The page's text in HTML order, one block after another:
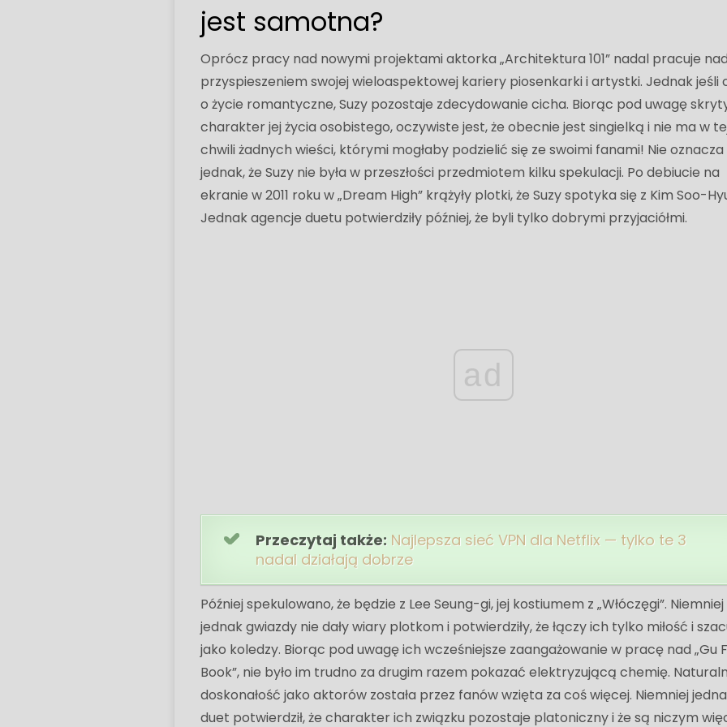
jest samotna?
Oprócz pracy nad nowymi projektami aktorka „Architektura 101” nadal pracuje nad
przyspieszeniem swojej wieloaspektowej kariery piosenkarki i artystki. Jednak jeśli
o życie romantyczne, Suzy pozostaje zdecydowanie cicha. Biorąc pod uwagę
charakter jej życia osobistego, oczywiste jest, że obecnie jest singielką i nie ma w
chwili żadnych wieści, którymi mogłaby podzielić się ze swoimi fanami! Nie
jednak, że Suzy nie była w przeszłości przedmiotem kilku spekulacji. Po debiucie na
ekranie w 2011 roku w „Dream High” krążyły plotki, że Suzy spotyka się z Kim Soo-
Jednak agencje duetu potwierdziły później, że byli tylko dobrymi przyjaciółmi.
ad
Przeczytaj także: Najlepsza sieć VPN dla Netflix — tylko te 3
nadal działają dobrze
Później spekulowano, że będzie z Lee Seung-gi, jej kostiumem z „Włóczęgi”. Niemniej
jednak gwiazdy nie dały wiary plotkom i potwierdziły, że łączy ich tylko miłość i
jako koledzy. Biorąc pod uwagę ich wcześniejsze zaangażowanie w pracę nad „Gu
Book”, nie było im trudno za drugim razem pokazać elektryzującą chemię.
doskonałość jako aktorów została przez fanów wzięta za coś więcej. Niemniej
duet potwierdził, że charakter ich związku pozostaje platoniczny i że są niczym